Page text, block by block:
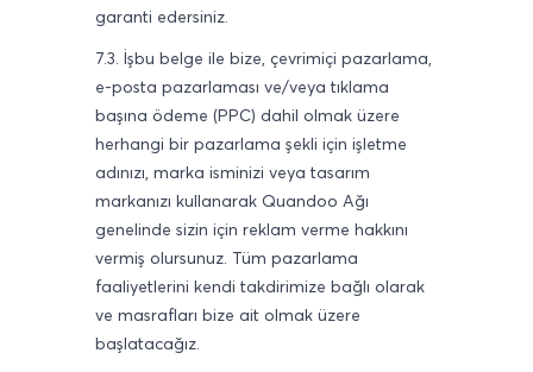
garanti edersiniz.
7.3. İşbu belge ile bize, çevrimiçi pazarlama,
e-posta pazarlaması ve/veya tıklama
başına ödeme (PPC) dahil olmak üzere
herhangi bir pazarlama şekli için işletme
adınızı, marka isminizi veya tasarım
markanızı kullanarak Quandoo Ağı
genelinde sizin için reklam verme hakkını
vermiş olursunuz. Tüm pazarlama
faaliyetlerini kendi takdirimize bağlı olarak
ve masrafları bize ait olmak üzere
başlatacağız.